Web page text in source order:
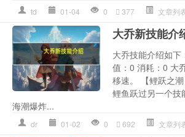
td 01-04 0 377 文章列
大乔新技能介
大乔技能介绍如
值：0 消耗：0 大
移速。 【鲤跃之
鲤鱼跃过另一个技
海潮爆炸...
dr 01-02 0 692 文章列